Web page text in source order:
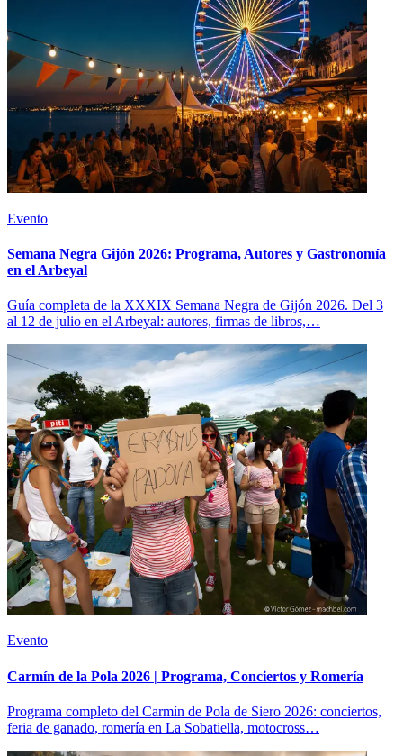
Evento
Semana Negra Gijón 2026: Programa, Autores y Gastronomía
en el Arbeyal
Guía completa de la XXXIX Semana Negra de Gijón 2026. Del 3
al 12 de julio en el Arbeyal: autores, firmas de libros,…
Evento
Carmín de la Pola 2026 | Programa, Conciertos y Romería
Programa completo del Carmín de Pola de Siero 2026: conciertos,
feria de ganado, romería en La Sobatiella, motocross…